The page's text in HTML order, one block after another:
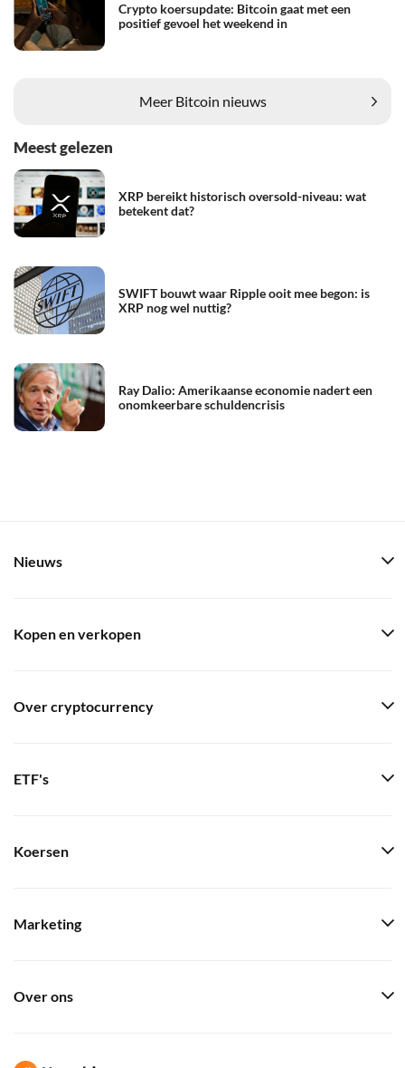
Crypto koersupdate: Bitcoin gaat met een
positief gevoel het weekend in
Meer Bitcoin nieuws
Meest gelezen
XRP bereikt historisch oversold-niveau: wat
betekent dat?
SWIFT bouwt waar Ripple ooit mee begon: is
XRP nog wel nuttig?
Ray Dalio: Amerikaanse economie nadert een
onomkeerbare schuldencrisis
Nieuws
Kopen en verkopen
Over cryptocurrency
ETF's
Koersen
Marketing
Over ons